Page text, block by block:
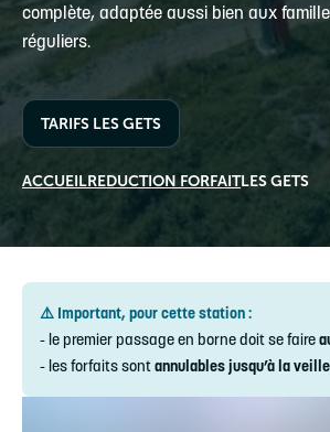
complète, adaptée aussi bien aux
réguliers.
TARIFS LES GETS
ACCUEILREDUCTION FORFAITLES GETS
⚠️ Important, pour cette station :
- le premier passage en borne doit se faire
- les forfaits sontannulables jusqu’à la veille